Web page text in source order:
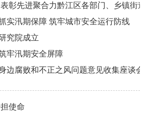
实汛期保障 筑牢城市安全运行防线
究院成立
牢汛期安全屏障
边腐败和不正之风问题意见收集座谈会
使命